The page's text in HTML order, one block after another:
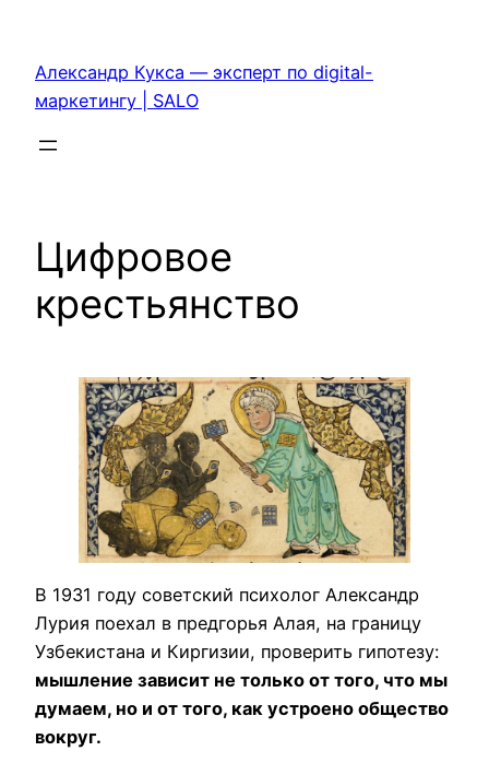
содержимому
Александр Кукса — эксперт по digital-
маркетингу | SALO
Цифровое
крестьянство
В 1931 году советский психолог Александр
Лурия поехал в предгорья Алая, на границу
Узбекистана и Киргизии, проверить гипотезу:
мышление зависит не только от того, что мы
думаем, но и от того, как устроено общество
вокруг.